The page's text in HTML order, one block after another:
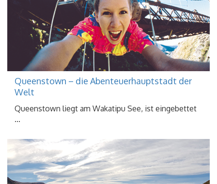
Queenstown – die Abenteuerhauptstadt der
Welt
Queenstown liegt am Wakatipu See, ist eingebettet
...